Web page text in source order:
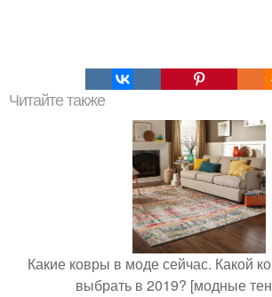
Читайте также
Какие ковры в моде сейчас. Какой
выбрать в 2019? [модные